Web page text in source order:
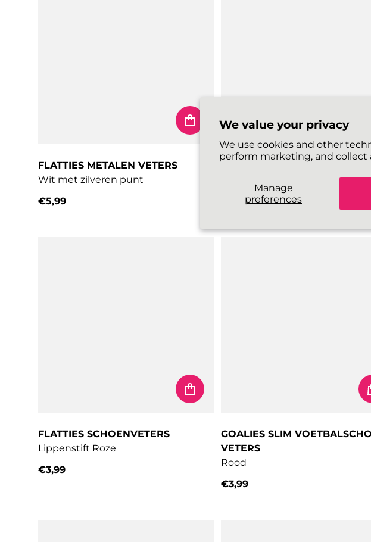
We value your privacy
We use cookies and other
perform marketing, and collect
Manage
preferences
FLATTIES METALEN VETERS
Wit met zilveren punt
€5,99
RUNNIES PLATTE
€3,99
FLATTIES SCHOENVETERS
Lippenstift Roze
€3,99
GOALIES SLIM
VETERS
Rood
€3,99